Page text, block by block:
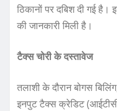
ठिकानों पर दबिश दी गई
की जानकारी मिली है।
टैक्स चोरी के दस्तावेज
तलाशी के दौरान बोगस
इनपुट टैक्स क्रेडिट